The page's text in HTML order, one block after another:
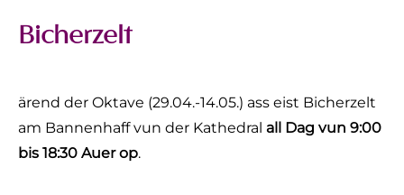
Bicherzelt
ärend der Oktave (29.04.-14.05.) ass eist Bicherzelt
am Bannenhaff vun der Kathedral all Dag vun 9:00
bis 18:30 Auer op.